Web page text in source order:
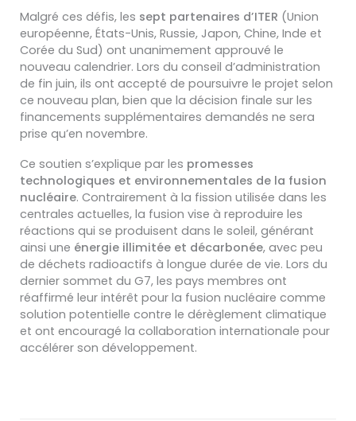
Malgré ces défis, les sept partenaires d’ITER (Union
européenne, États-Unis, Russie, Japon, Chine, Inde et
Corée du Sud) ont unanimement approuvé le
nouveau calendrier. Lors du conseil d’administration
de fin juin, ils ont accepté de poursuivre le projet selon
ce nouveau plan, bien que la décision finale sur les
financements supplémentaires demandés ne sera
prise qu’en novembre.
Ce soutien s’explique par les promesses
technologiques et environnementales de la fusion
nucléaire. Contrairement à la fission utilisée dans les
centrales actuelles, la fusion vise à reproduire les
réactions qui se produisent dans le soleil, générant
ainsi une énergie illimitée et décarbonée, avec peu
de déchets radioactifs à longue durée de vie. Lors du
dernier sommet du G7, les pays membres ont
réaffirmé leur intérêt pour la fusion nucléaire comme
solution potentielle contre le dérèglement climatique
et ont encouragé la collaboration internationale pour
accélérer son développement.